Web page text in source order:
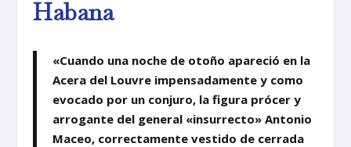
Habana
«Cuando una noche de otoño apareció en la
Acera del Louvre impensadamente y como
evocado por un conjuro, la figura prócer y
arrogante del general «insurrecto» Antonio
Maceo, correctamente vestido de cerrada